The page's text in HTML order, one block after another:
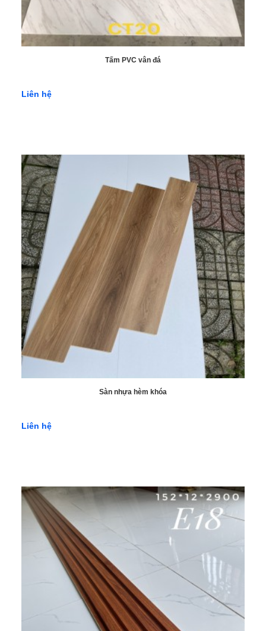
Tấm PVC vân đá
Liên hệ
Sàn nhựa hèm khóa
Liên hệ